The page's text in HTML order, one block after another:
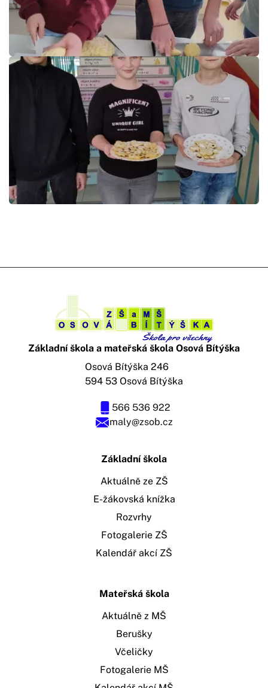
Základní škola a mateřská škola Osová Bítýška
maly@zsob.cz
566 536 922
Osová Bítýška 246
594 53 Osová Bítýška
Základní škola
Aktuálně ze ZŠ
E-žákovská knížka
Rozvrhy
Fotogalerie ZŠ
Kalendář akcí ZŠ
Mateřská škola
Aktuálně z MŠ
Berušky
Včeličky
Fotogalerie MŠ